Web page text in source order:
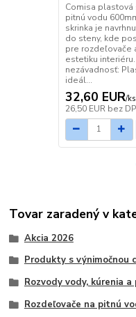
Comisa plastová
pitnú vodu
skrinka je
do steny, kde
pre rozdeľovače
estetiku
nezávadnosť:
ideál...
32,60 EUR/ks
26,50 EUR bez
Tovar zaradený v
Akcia 2026
Produkty s výnimočnou
Rozvody vody, kúrenia a
Rozdeľovače na pitnú